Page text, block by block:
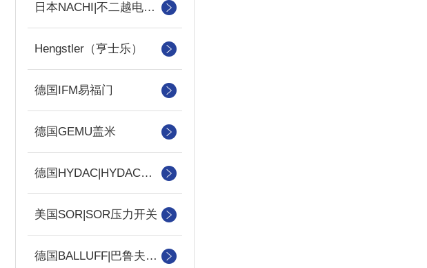
日本NACHI|不二越电磁阀
Hengstler（亨士乐）
德国IFM易福门
德国GEMU盖米
德国HYDAC|HYDAC传感器
美国SOR|SOR压力开关
德国BALLUFF|巴鲁夫传感器